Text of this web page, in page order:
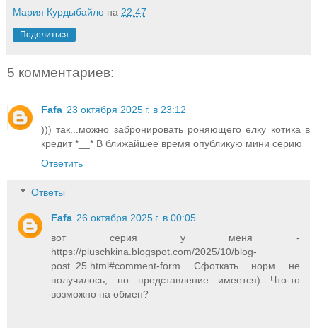
Мария Курдыбайло на 22:47
Поделиться
5 комментариев:
Fafa 23 октября 2025 г. в 23:12
))) так...можно забронировать роняющего елку котика в
кредит *__* В ближайшее время опубликую мини серию
Ответить
Ответы
Fafa 26 октября 2025 г. в 00:05
вот серия у меня -
https://pluschkina.blogspot.com/2025/10/blog-
post_25.html#comment-form Сфоткать норм не
получилось, но представление имеется) Что-то
возможно на обмен?